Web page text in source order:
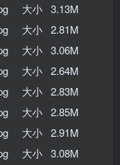
大小 3.13M
大小 2.81M
大小 3.06M
大小 2.64M
大小 2.83M
大小 2.85M
大小 2.91M
大小 3.08M